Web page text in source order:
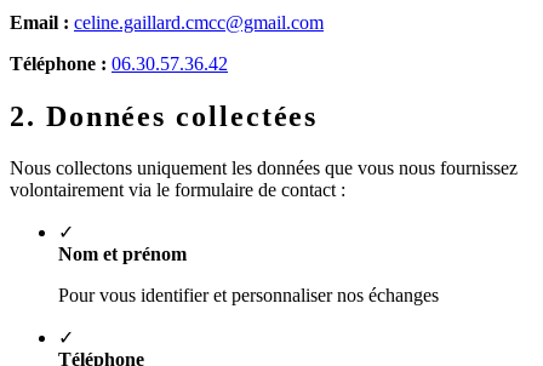
Email : celine.gaillard.cmcc@gmail.com
Téléphone : 06.30.57.36.42
2. Données collectées
Nous collectons uniquement les données que vous nous fournissez
volontairement via le formulaire de contact :
✓
Nom et prénom
Pour vous identifier et personnaliser nos échanges
✓
Téléphone